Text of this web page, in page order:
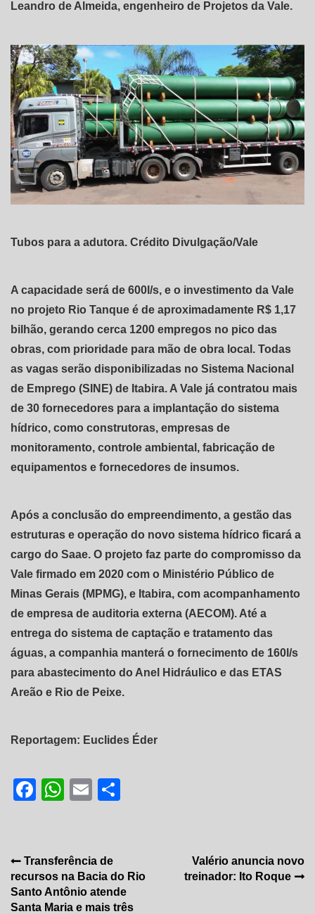
Leandro de Almeida, engenheiro de Projetos da Vale.
Tubos para a adutora. Crédito Divulgação/Vale
A capacidade será de 600l/s, e o investimento da Vale
no projeto Rio Tanque é de aproximadamente R$ 1,17
bilhão, gerando cerca 1200 empregos no pico das
obras, com prioridade para mão de obra local. Todas
as vagas serão disponibilizadas no Sistema Nacional
de Emprego (SINE) de Itabira. A Vale já contratou mais
de 30 fornecedores para a implantação do sistema
hídrico, como construtoras, empresas de
monitoramento, controle ambiental, fabricação de
equipamentos e fornecedores de insumos.
Após a conclusão do empreendimento, a gestão das
estruturas e operação do novo sistema hídrico ficará a
cargo do Saae. O projeto faz parte do compromisso da
Vale firmado em 2020 com o Ministério Público de
Minas Gerais (MPMG), e Itabira, com acompanhamento
de empresa de auditoria externa (AECOM). Até a
entrega do sistema de captação e tratamento das
águas, a companhia manterá o fornecimento de 160l/s
para abastecimento do Anel Hidráulico e das ETAS
Areão e Rio de Peixe.
Reportagem: Euclides Éder
Facebook
WhatsApp
Email
Navegação
de
Transferência de
recursos na Bacia do Rio
Santo Antônio atende
Santa Maria e mais três
Valério anuncia novo
treinador: Ito Roque